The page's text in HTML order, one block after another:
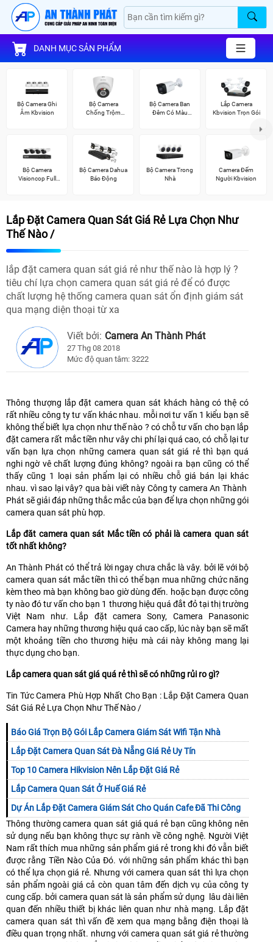
DANH MỤC SẢN PHẨM
Bộ Camera Ghi
Âm Kbvision
Bộ Camera
Chống Trộm
Bộ Camera Ban
Đêm Có Màu
Lắp Camera
Kbvision Trọn Gói
Bộ Camera
Visioncop Full
Bộ Camera Dahua
Báo Động
Bộ Camera Trong
Nhà
Camera Đếm
Người Kbvision
Lắp Đặt Camera Quan Sát Giá Rẻ Lựa Chọn Như
Thế Nào /
lắp đặt camera quan sát giá rẻ như thế nào là hợp lý ?
tiêu chí lựa chọn camera quan sát giá rẻ để có được
chất lượng hệ thống camera quan sát ổn định giám sát
qua mạng diện thoại từ xa
Viết bởi: Camera An Thành Phát
27 Thg 08 2018
Mức độ quan tâm: 3222
Thông thượng lắp đặt camera quan sát khách hàng có thệ có
rất nhiều công ty tư vấn khác nhau. mỗi nơi tư vấn 1 kiểu bạn sẽ
không thể biết lựa chọn như thế nào ? có chỗ tư vấn cho bạn lắp
đặt camera rất mắc tiền như vây chi phí lại quá cao, có chỗ lại tư
vấn bạn lựa chọn những camera quan sát giá rẻ thì bạn quá
nghi ngờ vê chất lượng đúng không? ngoài ra bạn cũng có thể
thấy cũng 1 loại sản phẩm lại có nhiều chỗ giá bán lại khác
nhau. vì sao lại vây? qua bài viết này Công ty camera An Thành
Phát sẽ giải đáp những thắc mắc của bạn để lựa chọn những gói
camera quan sát phù hợp.
Lắp đăt camera quan sát Mắc tiền có phải là camera quan sát
tốt nhất không?
An Thành Phát có thể trả lời ngay chưa chắc là vây. bởi lẽ với bộ
camera quan sát mắc tiền thì có thể bạn mua những chức năng
kèm theo mà bạn không bao giờ dùng đến. hoặc bạn được công
ty nào đó tư vấn cho bạn 1 thương hiệu quá đắt đỏ tại thị trường
Việt Nam như. Lắp đặt camera Sony, Camera Panasonic
Camera hay những thương hiệu quá cao cấp, lúc này bạn sẽ mất
một khoảng tiền cho thương hiệu mà cái này không mang lại
thực dụng cho bạn.
Lắp camera quan sát giá quá rẻ thì sẽ có những rủi ro gì?
Tin Tức Camera Phù Hợp Nhất Cho Bạn : Lắp Đặt Camera Quan
Sát Giá Rẻ Lựa Chọn Như Thế Nào /
Báo Giá Trọn Bộ Gói Lắp Camera Giám Sát Wifi Tận Nhà
Lắp Đặt Camera Quan Sát Đà Nẵng Giá Rẻ Uy Tín
Top 10 Camera Hikvision Nên Lắp Đặt Giá Rẻ
Lắp Camera Quan Sát Ở Huế Giá Rẻ
Dự Án Lắp Đặt Camera Giám Sát Cho Quán Cafe Đã Thi Công
Thông thường camera quan sát giá quá rẻ bạn cũng không nên
sử dụng nếu bạn không thực sự rành về công nghệ. Người Việt
Nam rất thích mua những sản phẩm giá rẻ trong khi đó vẫn biết
được rằng Tiền Nào Của Đó. với những sản phẩm khác thì bạn
có thể lựa chọn giá rẻ. Nhưng với camera quan sát thì lựa chọn
sản phẩm ngoài giá cả còn quan tâm đến dịch vụ của công ty
cung cấp. bởi camera quan sát là sản phẩm sử dụng lâu dài liên
quan đến nhiều thiết bị khác liên quan như nhà mạng. Lắp đặt
camera quan sát thì vấn đề xem qua mạng bằng điện thoại là
điều quan trọng nhất. nhưng với camera quan sát giá rẻ thường